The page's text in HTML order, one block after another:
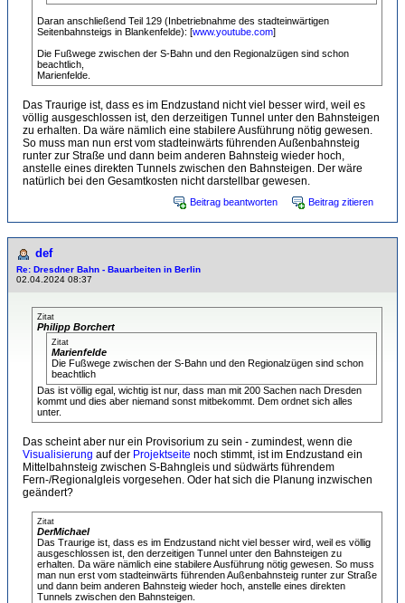
Daran anschließend Teil 129 (Inbetriebnahme des stadteinwärtigen
Seitenbahnsteigs in Blankenfelde): [www.youtube.com]
Die Fußwege zwischen der S-Bahn und den Regionalzügen sind schon
beachtlich,
Marienfelde.
Das Traurige ist, dass es im Endzustand nicht viel besser wird, weil es
völlig ausgeschlossen ist, den derzeitigen Tunnel unter den Bahnsteigen
zu erhalten. Da wäre nämlich eine stabilere Ausführung nötig gewesen.
So muss man nun erst vom stadteinwärts führenden Außenbahnsteig
runter zur Straße und dann beim anderen Bahnsteig wieder hoch,
anstelle eines direkten Tunnels zwischen den Bahnsteigen. Der wäre
natürlich bei den Gesamtkosten nicht darstellbar gewesen.
Beitrag beantworten Beitrag zitieren
def
Re: Dresdner Bahn - Bauarbeiten in Berlin
02.04.2024 08:37
Zitat
Philipp Borchert
Zitat
Marienfelde
Die Fußwege zwischen der S-Bahn und den Regionalzügen sind schon
beachtlich
Das ist völlig egal, wichtig ist nur, dass man mit 200 Sachen nach Dresden
kommt und dies aber niemand sonst mitbekommt. Dem ordnet sich alles
unter.
Das scheint aber nur ein Provisorium zu sein - zumindest, wenn die
Visualisierung auf der Projektseite noch stimmt, ist im Endzustand ein
Mittelbahnsteig zwischen S-Bahngleis und südwärts führendem
Fern-/Regionalgleis vorgesehen. Oder hat sich die Planung inzwischen
geändert?
Zitat
DerMichael
Das Traurige ist, dass es im Endzustand nicht viel besser wird, weil es völlig
ausgeschlossen ist, den derzeitigen Tunnel unter den Bahnsteigen zu
erhalten. Da wäre nämlich eine stabilere Ausführung nötig gewesen. So muss
man nun erst vom stadteinwärts führenden Außenbahnsteig runter zur Straße
und dann beim anderen Bahnsteig wieder hoch, anstelle eines direkten
Tunnels zwischen den Bahnsteigen.